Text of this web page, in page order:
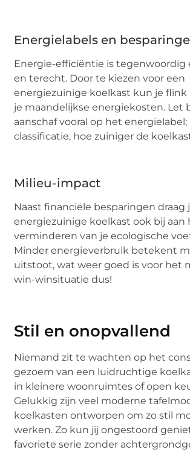
Energielabels en
Energie-efficiëntie is tegenwoordig
en terecht. Door te kiezen voor een
energiezuinige koelkast kun je flink
je maandelijkse energiekosten. Let
aanschaf vooral op het
classificatie, hoe zuiniger de
Milieu-impact
Naast financiële besparingen draag
energiezuinige koelkast ook bij aan
verminderen van je ecologische
Minder energieverbruik betekent
uitstoot, wat weer goed is voor het
win-winsituatie dus!
Stil en onopvallend
Niemand zit te wachten op het
gezoem van een luidruchtige
in kleinere woonruimtes of open
Gelukkig zijn veel moderne
koelkasten ontworpen om zo stil
werken. Zo kun jij ongestoord
favoriete serie zonder